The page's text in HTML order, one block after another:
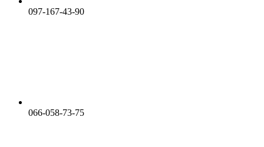
097-167-43-90
066-058-73-75